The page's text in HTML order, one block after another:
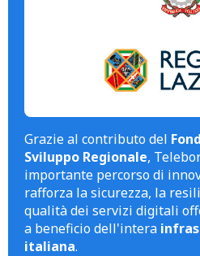
Grazie al contributo del
Sviluppo Regionale,
importante percorso di
rafforza la sicurezza, la
qualità dei servizi digitali
a beneficio dell'intera
italiana.